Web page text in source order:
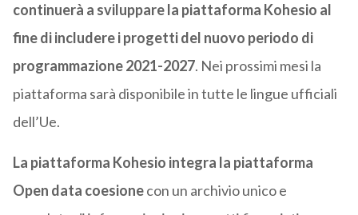
continuerà a sviluppare la piattaforma Kohesio al
fine di includere i progetti del nuovo periodo di
programmazione 2021-2027. Nei prossimi mesi la
piattaforma sarà disponibile in tutte le lingue ufficiali
dell’Ue.
La piattaforma Kohesio integra la piattaforma
Open data coesionecon un archivio unico e